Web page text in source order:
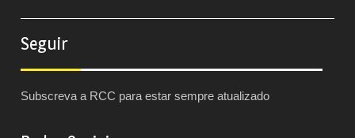
Seguir
Subscreva a RCC para estar sempre atualizado